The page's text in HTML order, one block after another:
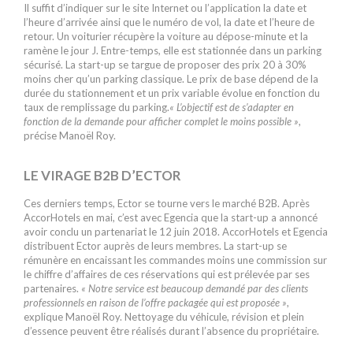
Il suffit d’indiquer sur le site Internet ou l’application la date et
l’heure d’arrivée ainsi que le numéro de vol, la date et l’heure de
retour. Un voiturier récupère la voiture au dépose-minute et la
ramène le jour J. Entre-temps, elle est stationnée dans un parking
sécurisé. La start-up se targue de proposer des prix 20 à 30%
moins cher qu’un parking classique. Le prix de base dépend de la
durée du stationnement et un prix variable évolue en fonction du
taux de remplissage du parking.« L’objectif est de s’adapter en
fonction de la demande pour afficher complet le moins possible »,
précise Manoël Roy.
LE VIRAGE B2B D’ECTOR
Ces derniers temps, Ector se tourne vers le marché B2B. Après
AccorHotels en mai, c’est avec Egencia que la start-up a annoncé
avoir conclu un partenariat le 12 juin 2018. AccorHotels et Egencia
distribuent Ector auprès de leurs membres. La start-up se
rémunère en encaissant les commandes moins une commission sur
le chiffre d’affaires de ces réservations qui est prélevée par ses
partenaires. « Notre service est beaucoup demandé par des clients
professionnels en raison de l’offre packagée qui est proposée »,
explique Manoël Roy. Nettoyage du véhicule, révision et plein
d’essence peuvent être réalisés durant l’absence du propriétaire.